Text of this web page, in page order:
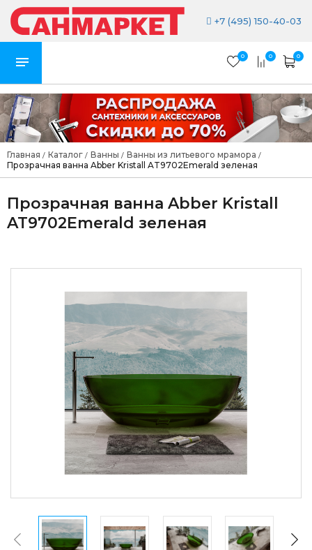
+7 (495) 150-40-03
0 0 0
Главная / Каталог / Ванны / Ванны из литьевого мрамора /
Прозрачная ванна Abber Kristall AT9702Emerald зеленая
Прозрачная ванна Abber Kristall
AT9702Emerald зеленая